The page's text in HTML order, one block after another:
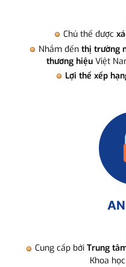
Chủ thể được
Nhắm đến thị trường
thương hiệuViệt
Lợi thế xếp
Cung cấp bởi Trung
Khoa